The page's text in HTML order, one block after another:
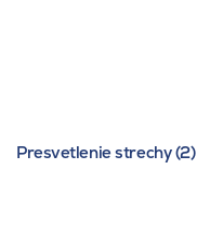
Presvetlenie strechy (2)